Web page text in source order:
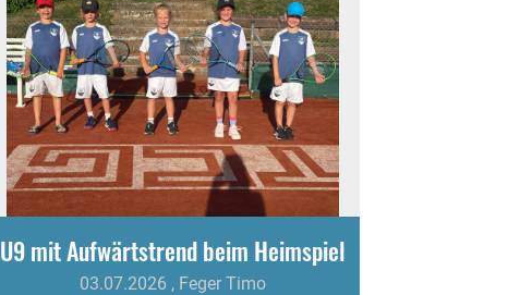
U9 mit Aufwärtstrend beim Heimspiel
03.07.2026 , Feger Timo